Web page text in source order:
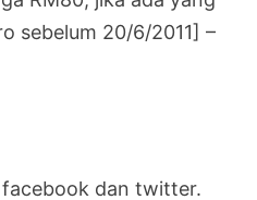
sebelum 20/6/2011] –
dan twitter.